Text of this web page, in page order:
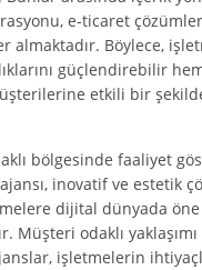
e-ticaret
almaktadır. Böylece,
güçlendirebilir
etkili bir
bölgesinde faaliyet
inovatif ve estetik
dijital dünyada öne
Müşteri odaklı
işletmelerin